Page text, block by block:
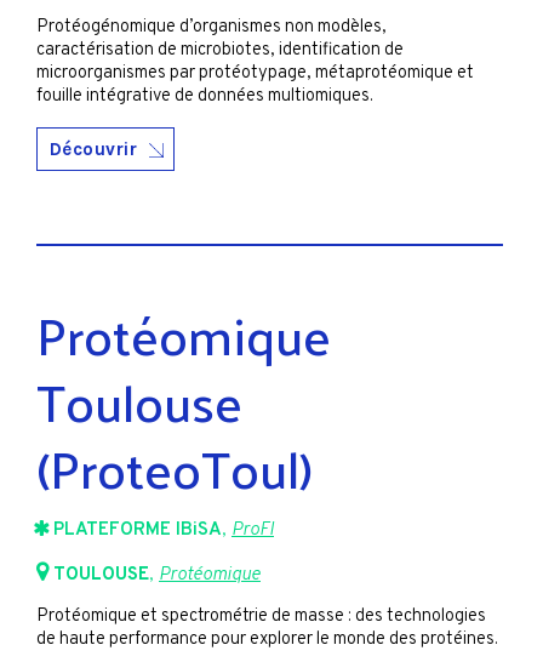
Protéogénomique d’organismes non modèles,
caractérisation de microbiotes, identification de
microorganismes par protéotypage, métaprotéomique et
fouille intégrative de données multiomiques.
Découvrir
Protéomique
Toulouse
(ProteoToul)
PLATEFORME IBiSA, ProFI
TOULOUSE, Protéomique
Protéomique et spectrométrie de masse : des technologies
de haute performance pour explorer le monde des protéines.